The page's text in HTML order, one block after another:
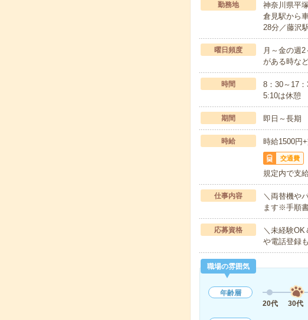
勤務地
神奈川県平
倉見駅から
28分／藤沢
曜日頻度
月～金の週
がある時な
時間
8：30～17
5:10は休憩
期間 即日～長期
時給 時給1500円
交通費
規定内で支
仕事内容
＼両替機や
ます※手順
応募資格
＼未経験
や電話登録
職場の雰囲気
年齢層
20代
30代